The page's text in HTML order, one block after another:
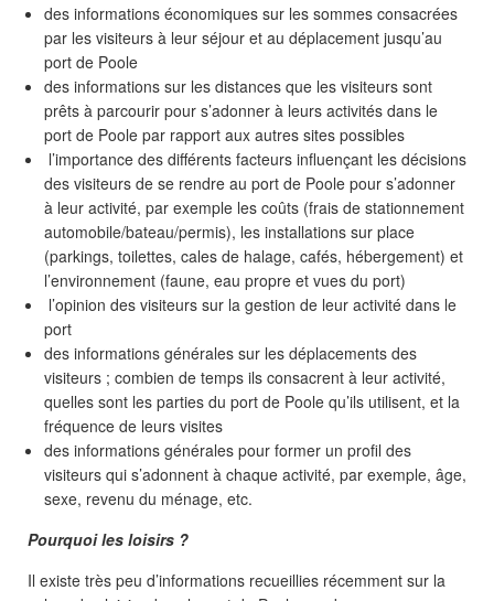
des informations économiques sur les sommes consacrées
par les visiteurs à leur séjour et au déplacement jusqu’au
port de Poole
des informations sur les distances que les visiteurs sont
prêts à parcourir pour s’adonner à leurs activités dans le
port de Poole par rapport aux autres sites possibles
l’importance des différents facteurs influençant les décisions
des visiteurs de se rendre au port de Poole pour s’adonner
à leur activité, par exemple les coûts (frais de stationnement
automobile/bateau/permis), les installations sur place
(parkings, toilettes, cales de halage, cafés, hébergement) et
l’environnement (faune, eau propre et vues du port)
l’opinion des visiteurs sur la gestion de leur activité dans le
port
des informations générales sur les déplacements des
visiteurs ; combien de temps ils consacrent à leur activité,
quelles sont les parties du port de Poole qu’ils utilisent, et la
fréquence de leurs visites
des informations générales pour former un profil des
visiteurs qui s’adonnent à chaque activité, par exemple, âge,
sexe, revenu du ménage, etc.
Pourquoi les loisirs ?
Il existe très peu d’informations recueillies récemment sur la